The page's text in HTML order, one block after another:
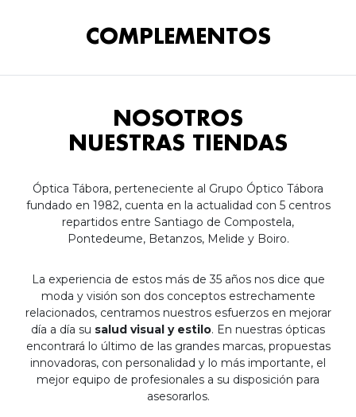
COMPLEMENTOS
NOSOTROS
NUESTRAS TIENDAS
Óptica Tábora, perteneciente al Grupo Óptico Tábora
fundado en 1982, cuenta en la actualidad con 5 centros
repartidos entre Santiago de Compostela,
Pontedeume, Betanzos, Melide y Boiro.
La experiencia de estos más de 35 años nos dice que
moda y visión son dos conceptos estrechamente
relacionados, centramos nuestros esfuerzos en mejorar
día a día su salud visual y estilo. En nuestras ópticas
encontrará lo último de las grandes marcas, propuestas
innovadoras, con personalidad y lo más importante, el
mejor equipo de profesionales a su disposición para
asesorarlos.